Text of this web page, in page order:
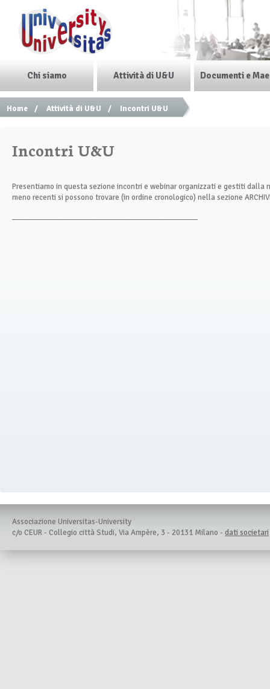
Chi siamo Attività di U&U Documenti e
Home / Attività di U&U / Incontri U&U
Incontri U&U
Presentiamo in questa sezione incontri e webinar organizzati e gestiti dalla
meno recenti si possono trovare (in ordine cronologico) nella sezione
Associazione Universitas-University
c/o CEUR - Collegio città Studi, Via Ampère, 3 - 20131 Milano - dati societari